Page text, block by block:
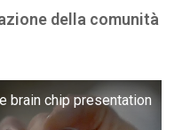
della comunità
brain chip presentation